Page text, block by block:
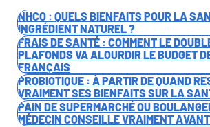
NHCO : QUELS BIENFAITS POUR LA
INGRÉDIENT NATUREL ?
FRAIS DE SANTÉ : COMMENT LE
PLAFONDS VA ALOURDIR LE BUDGET
FRANÇAIS
PROBIOTIQUE : À PARTIR DE QUAND
VRAIMENT SES BIENFAITS SUR LA
PAIN DE SUPERMARCHÉ OU
MÉDECIN CONSEILLE VRAIMENT